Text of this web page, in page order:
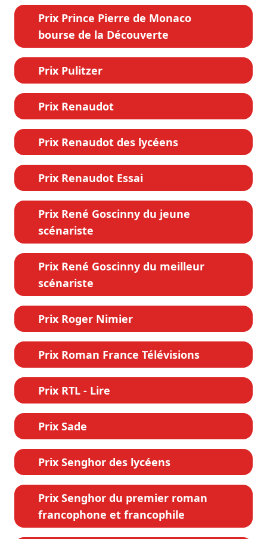
Prix Prince Pierre de Monaco
bourse de la Découverte
Prix Pulitzer
Prix Renaudot
Prix Renaudot des lycéens
Prix Renaudot Essai
Prix René Goscinny du jeune
scénariste
Prix René Goscinny du meilleur
scénariste
Prix Roger Nimier
Prix Roman France Télévisions
Prix RTL - Lire
Prix Sade
Prix Senghor des lycéens
Prix Senghor du premier roman
francophone et francophile